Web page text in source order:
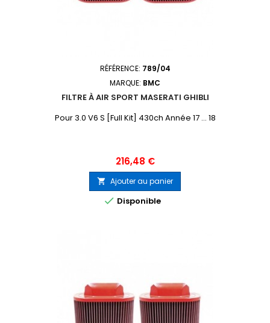
RÉFÉRENCE: 789/04
MARQUE: BMC
FILTRE À AIR SPORT MASERATI GHIBLI
Pour 3.0 V6 S [Full Kit] 430ch Année 17 ... 18
Prix
216,48 €
 Ajouter au panier
 Disponible